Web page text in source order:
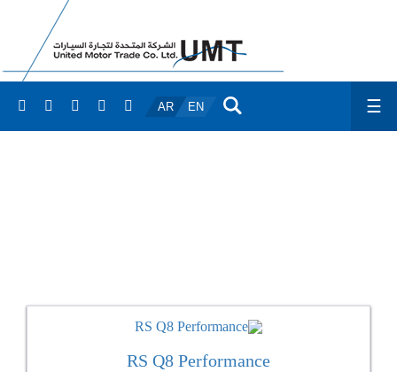
☰
AR EN
RS Q8 Performance